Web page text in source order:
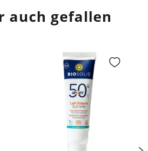
auch gefallen